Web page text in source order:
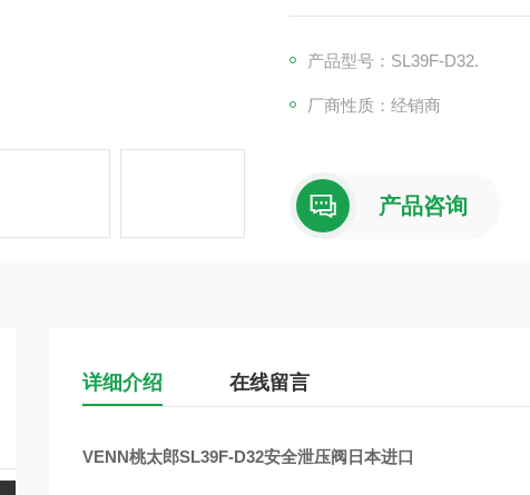
产品型号：SL39F-D32.
厂商性质：经销商
产品咨询
详细介绍 在线留言
VENN桃太郎SL39F-D32安全泄压阀日本进口